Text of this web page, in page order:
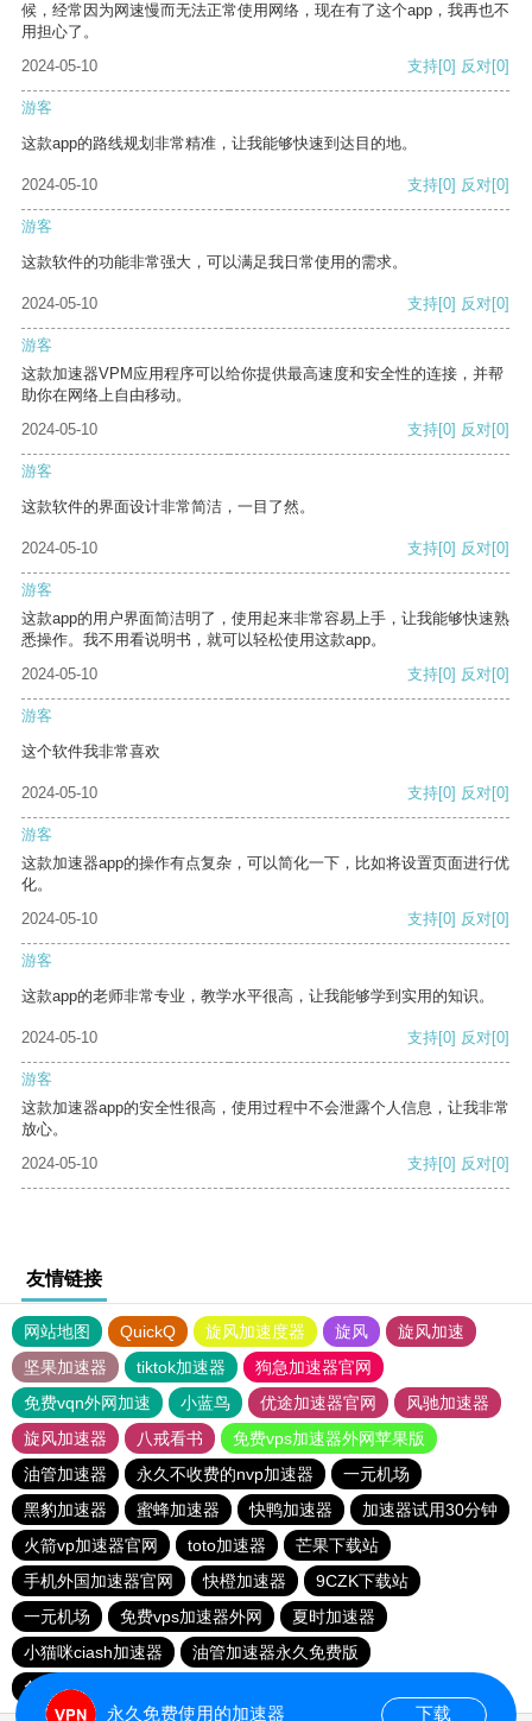
候，经常因为网速慢而无法正常使用网络，现在有了这个app，我再也不
用担心了。
2024-05-10
支持[0] 反对[0]
游客
这款app的路线规划非常精准，让我能够快速到达目的地。
2024-05-10 支持[0] 反对[0]
游客
这款软件的功能非常强大，可以满足我日常使用的需求。
2024-05-10 支持[0] 反对[0]
游客
这款加速器VPM应用程序可以给你提供最高速度和安全性的连接，并帮
助你在网络上自由移动。
2024-05-10
支持[0] 反对[0]
游客
这款软件的界面设计非常简洁，一目了然。
2024-05-10 支持[0] 反对[0]
游客
这款app的用户界面简洁明了，使用起来非常容易上手，让我能够快速熟
悉操作。我不用看说明书，就可以轻松使用这款app。
2024-05-10
支持[0] 反对[0]
游客
这个软件我非常喜欢
2024-05-10 支持[0] 反对[0]
游客
这款加速器app的操作有点复杂，可以简化一下，比如将设置页面进行优
化。
2024-05-10
支持[0] 反对[0]
游客
这款app的老师非常专业，教学水平很高，让我能够学到实用的知识。
2024-05-10 支持[0] 反对[0]
游客
这款加速器app的安全性很高，使用过程中不会泄露个人信息，让我非常
放心。
2024-05-10
支持[0] 反对[0]
友情链接
网站地图 QuickQ 旋风加速度器 旋风
旋风加速
坚果加速器
tiktok加速器
狗急加速器官网
免费vqn外网加速
小蓝鸟 优途加速器官网
风驰加速器
旋风加速器
八戒看书
免费vps加速器外网苹果版
油管加速器
永久不收费的nvp加速器
一元机场
黑豹加速器
蜜蜂加速器 快鸭加速器
加速器试用30分钟
火箭vp加速器官网
toto加速器
芒果下载站
手机外国加速器官网
快橙加速器
9CZK下载站
一元机场
免费vps加速器外网
夏时加速器
小猫咪ciash加速器
油管加速器永久免费版
免费vqn加速外网安卓
永久免费使用的加速器 下载